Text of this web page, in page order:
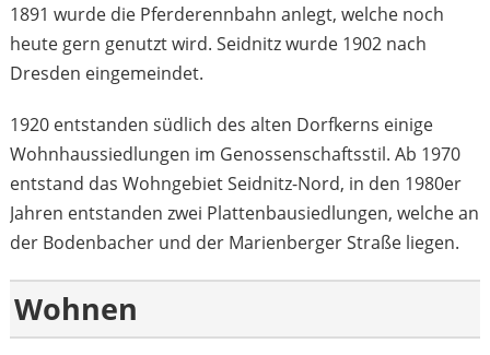
1891 wurde die Pferderennbahn anlegt, welche noch
heute gern genutzt wird. Seidnitz wurde 1902 nach
Dresden eingemeindet.
1920 entstanden südlich des alten Dorfkerns einige
Wohnhaussiedlungen im Genossenschaftsstil. Ab 1970
entstand das Wohngebiet Seidnitz-Nord, in den 1980er
Jahren entstanden zwei Plattenbausiedlungen, welche an
der Bodenbacher und der Marienberger Straße liegen.
Wohnen